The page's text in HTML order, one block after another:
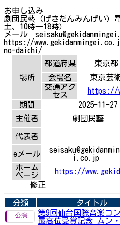
お申し込み
劇団民藝（げきだんみんげい
土、10時―18時）
メール
https://
no-daichi/
場所
都道府県 東京都
会場名
東京芸
交通アク
セス
https://
期間
2025-11-
主催者
劇団民藝
代表者
eメール
i.co.jp
ホーム
ページ
https://
修正
分類 タイトル
第9回仙台国際音楽コ
最高位受賞記念 ムン